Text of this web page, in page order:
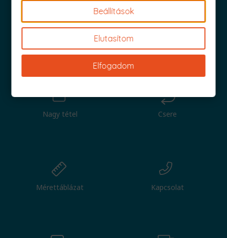
Iratkozz fel és küldjük is az 1000 Ft értékű kuponod!
Nagy tétel Csere
Mérettáblázat Kapcsolat
Beállítások
Elutasítom
Elfogadom